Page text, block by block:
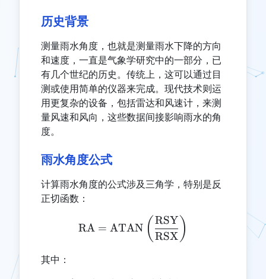
历史背景
测量雨水角度，也就是测量雨水下降的方向
和速度，一直是气象学研究中的一部分，已
有几个世纪的历史。传统上，这可以通过目
测或使用简单的仪器来完成。现代技术则运
用更复杂的设备，包括雷达和风速计，来测
量风速和风向，这些数据间接影响雨水的角
度。
雨水角度公式
计算雨水角度的公式涉及三角学，特别是反
正切函数：
\text{RA} =
RA = ATAN ( RSX
RSY )
其中：